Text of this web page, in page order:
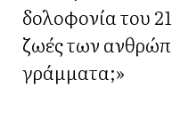
δολοφονία του
ζωές των
γράμματα;»